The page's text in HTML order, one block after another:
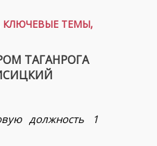
КЛЮЧЕВЫЕ ТЕМЫ,
ТАГАНРОГА
должность 1